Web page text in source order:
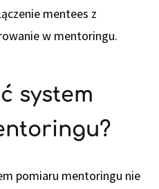
mentees z
w mentoringu.
system
pomiaru mentoringu nie